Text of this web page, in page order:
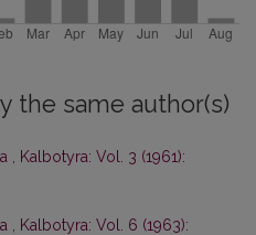
the same author(s)
Kalbotyra: Vol. 3 (1961):
Kalbotyra: Vol. 6 (1963):